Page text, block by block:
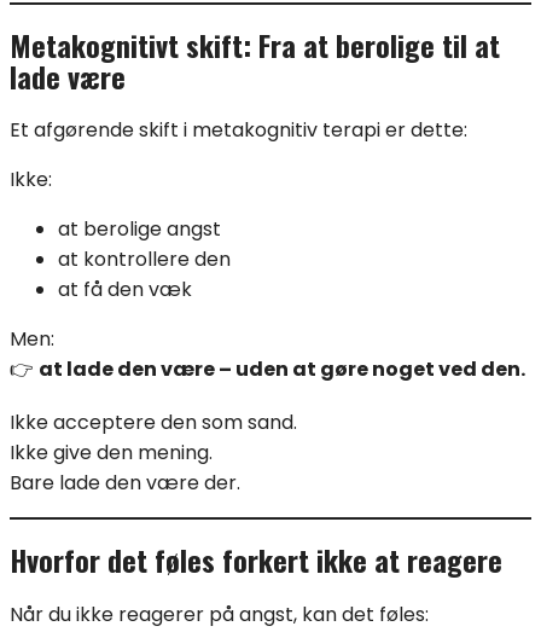
Metakognitivt skift: Fra at berolige til at
lade være
Et afgørende skift i metakognitiv terapi er dette:
Ikke:
at berolige angst
at kontrollere den
at få den væk
Men:
👉 at lade den være – uden at gøre noget ved den.
Ikke acceptere den som sand.
Ikke give den mening.
Bare lade den være der.
Hvorfor det føles forkert ikke at reagere
Når du ikke reagerer på angst, kan det føles: